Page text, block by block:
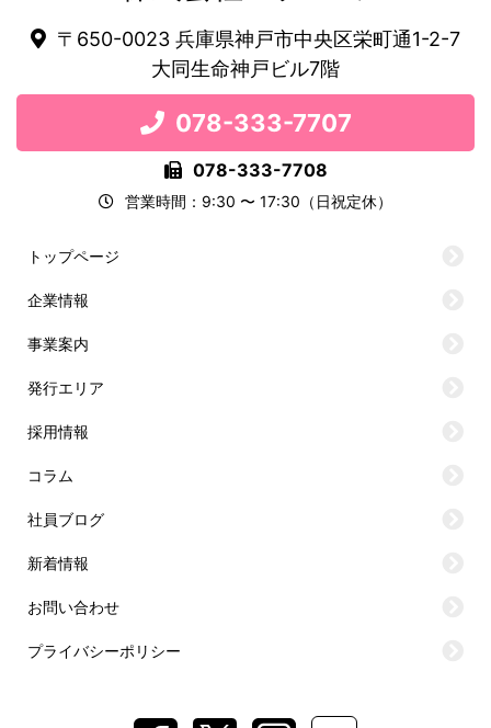
〒650-0023 兵庫県神戸市中央区栄町通1-2-7
大同生命神戸ビル7階
078-333-7707
078-333-7708
営業時間：9:30 〜 17:30（日祝定休）
トップページ
企業情報
事業案内
発行エリア
採用情報
コラム
社員ブログ
新着情報
お問い合わせ
プライバシーポリシー